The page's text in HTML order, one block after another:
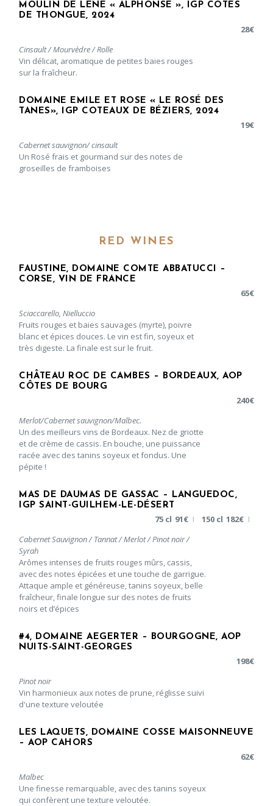
MOULIN DE LÈNE « ALPHONSE », IGP CÔTES
DE THONGUE, 2024
28€
Cinsault / Mourvèdre / Rolle
Vin délicat, aromatique de petites baies rouges
sur la fraîcheur.
DOMAINE EMILE ET ROSE « LE ROSÉ DES
TANES», IGP COTEAUX DE BÉZIERS, 2024
19€
Cabernet sauvignon/ cinsault
Un Rosé frais et gourmand sur des notes de
groseilles de framboises
RED WINES
FAUSTINE, DOMAINE COMTE ABBATUCCI –
CORSE, VIN DE FRANCE
65€
Sciaccarello, Nielluccio
Fruits rouges et baies sauvages (myrte), poivre
blanc et épices douces. Le vin est fin, soyeux et
très digeste. La finale est sur le fruit.
CHÂTEAU ROC DE CAMBES – BORDEAUX, AOP
CÔTES DE BOURG
240€
Merlot/Cabernet sauvignon/Malbec.
Un des meilleurs vins de Bordeaux. Nez de griotte
et de crème de cassis. En bouche, une puissance
racée avec des tanins soyeux et fondus. Une
pépite !
MAS DE DAUMAS DE GASSAC – LANGUEDOC,
IGP SAINT-GUILHEM-LE-DÉSERT
75 cl 91€ | 150 cl 182€ |
Cabernet Sauvignon / Tannat / Merlot / Pinot noir /
Syrah
Arômes intenses de fruits rouges mûrs, cassis,
avec des notes épicées et une touche de garrigue.
Attaque ample et généreuse, tanins soyeux, belle
fraîcheur, finale longue sur des notes de fruits
noirs et d’épices
#4, DOMAINE AEGERTER – BOURGOGNE, AOP
NUITS-SAINT-GEORGES
198€
Pinot noir
Vin harmonieux aux notes de prune, réglisse suivi
d'une texture veloutée
LES LAQUETS, DOMAINE COSSE MAISONNEUVE
– AOP CAHORS
62€
Malbec
Une finesse remarquable, avec des tanins soyeux
qui confèrent une texture veloutée.